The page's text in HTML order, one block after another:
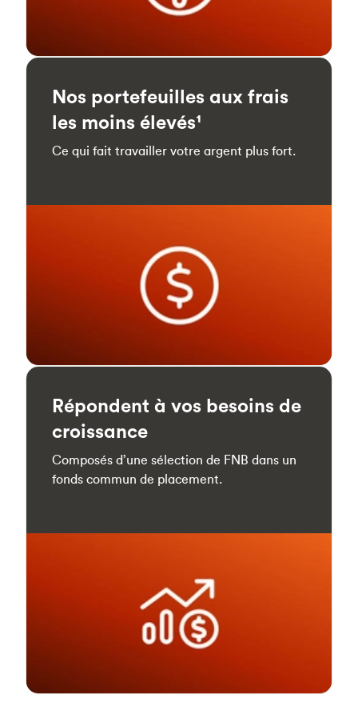
Nos portefeuilles aux frais
les moins élevés¹
Ce qui fait travailler votre argent plus fort.
Répondent à vos besoins de
croissance
Composés d’une sélection de FNB dans un
fonds commun de placement.